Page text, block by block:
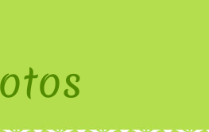
tos